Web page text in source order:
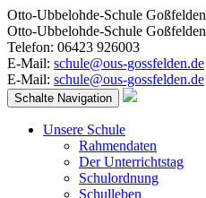
Otto-Ubbelohde-Schule Goßfelden
Otto-Ubbelohde-Schule Goßfelden
Telefon: 06423 926003
E-Mail: schule@ous-gossfelden.de
E-Mail: schule@ous-gossfelden.de
Schalte Navigation
Unsere Schule
Rahmendaten
Der Unterrichtstag
Schulordnung
Schulleben